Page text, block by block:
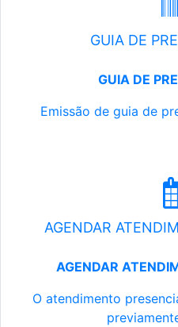
GUIA DE
GUIA DE
Emissão de guia de
AGENDAR
AGENDAR
O atendimento